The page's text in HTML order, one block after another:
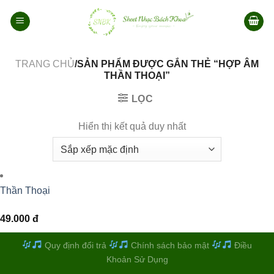
qua
TRANG CHỦ/SẢN PHẨM ĐƯỢC GẮN THẺ “HỢP ÂM
THẦN THOẠI”
LỌC
Hiển thị kết quả duy nhất
Thần Thoại
49.000 đ
Quy định đổi trả Chính sách bảo mật
Điều
Khoản Sử Dụng